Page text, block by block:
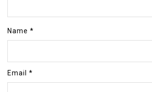
Name *
Email *